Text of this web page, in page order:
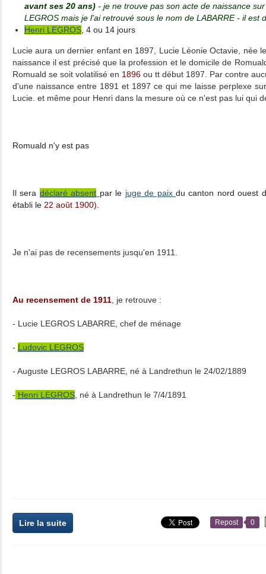
avant ses 20 ans) - je ne trouve pas son acte de naissance
LEGROS mais je l'ai retrouvé sous le nom de LABARRE - il est
Henri LEGROS, 4 ou 14 jours
Lucie aura un dernier enfant en 1897, Lucie Léonie Octavie, née
naissance il est précisé que la profession et le domicile de
Romuald se soit volatilisé en 1896 ou tt début 1897. Par contre
d'une naissance entre 1891 et 1897 ce qui me laisse perplexe
Lucie. et même pour Henri dans la mesure où ce n'est pas lui qui
Romuald n'y est pas
Il sera déclaré absent par le juge de paixdu canton nord ouest
établi le 22 août 1900).
Je n'ai pas de recensements jusqu'en 1911.
Au recensement de 1911, je retrouve :
- Lucie LEGROS LABARRE, chef de ménage
- Ludovic LEGROS
- Auguste LEGROS LABARRE, né à Landrethun le 24/02/1889
- Henri LEGROS, né à Landrethun le 7/4/1891
Lire la suite Repost 0